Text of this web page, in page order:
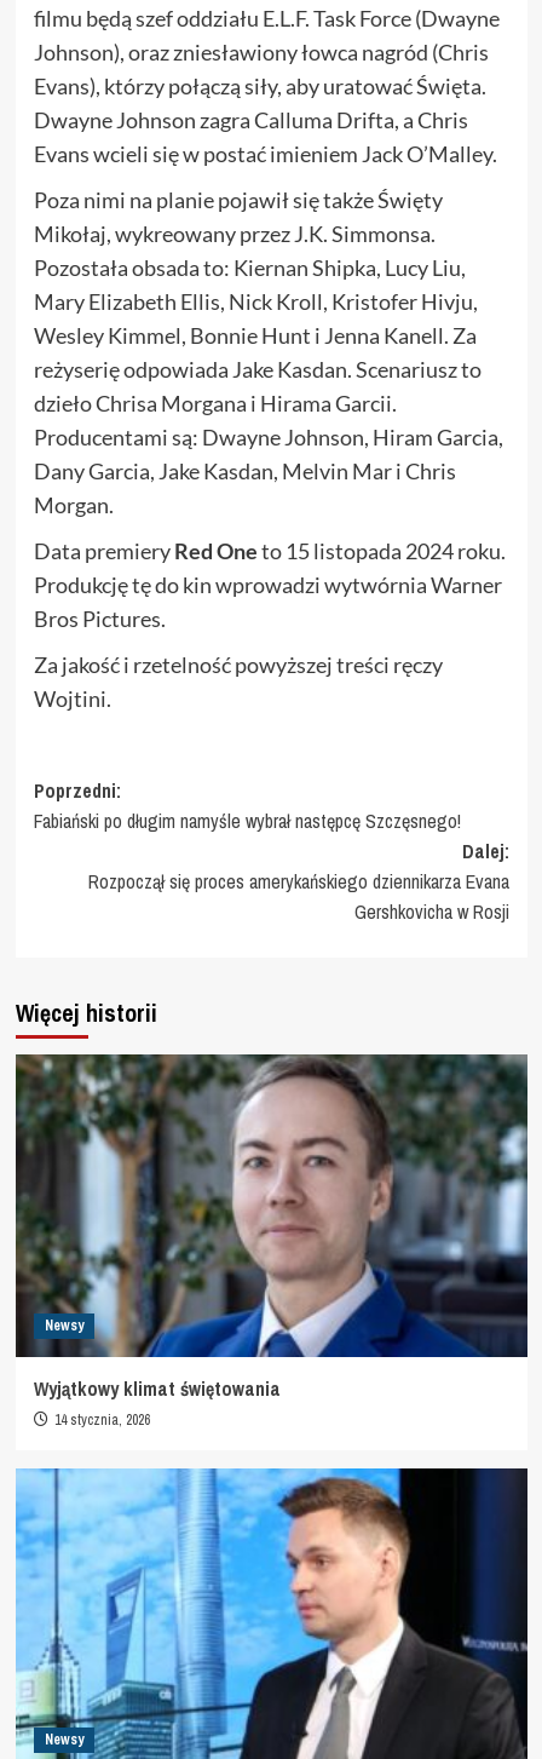
filmu będą szef oddziału E.L.F. Task Force (Dwayne
Johnson), oraz zniesławiony łowca nagród (Chris
Evans), którzy połączą siły, aby uratować Święta.
Dwayne Johnson zagra Calluma Drifta, a Chris
Evans wcieli się w postać imieniem Jack O’Malley.
Poza nimi na planie pojawił się także Święty
Mikołaj, wykreowany przez J.K. Simmonsa.
Pozostała obsada to: Kiernan Shipka, Lucy Liu,
Mary Elizabeth Ellis, Nick Kroll, Kristofer Hivju,
Wesley Kimmel, Bonnie Hunt i Jenna Kanell. Za
reżyserię odpowiada Jake Kasdan. Scenariusz to
dzieło Chrisa Morgana i Hirama Garcii.
Producentami są: Dwayne Johnson, Hiram Garcia,
Dany Garcia, Jake Kasdan, Melvin Mar i Chris
Morgan.
Data premieryRed Oneto 15 listopada 2024 roku.
Produkcję tę do kin wprowadzi wytwórnia Warner
Bros Pictures.
Za jakość i rzetelność powyższej treści ręczy
Wojtini.
Zobacz
wpisy
Poprzedni:
Fabiański po długim namyśle wybrał następcę Szczęsnego!
Dalej:
Rozpoczął się proces amerykańskiego dziennikarza Evana
Gershkovicha w Rosji
Więcej historii
Newsy
Wyjątkowy klimat świętowania
14 stycznia, 2026
Newsy